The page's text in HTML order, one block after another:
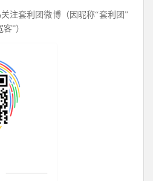
注套利团微博（因昵称“套利团”
”）